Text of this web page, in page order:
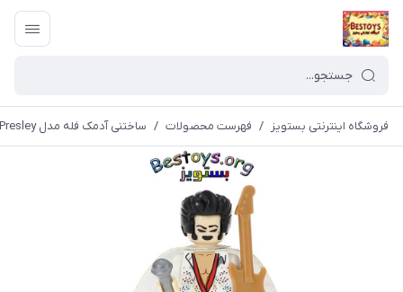
فروشگاه اینترنتی بستویز / فهرست محصولات / ساختنی آدمک فله مدل Elvis Presley